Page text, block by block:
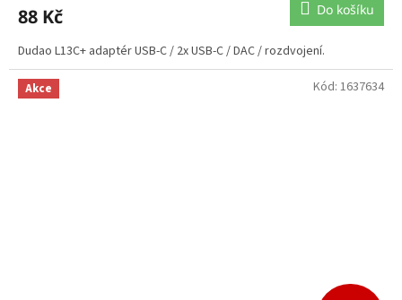
88 Kč Do košíku
Dudao L13C+ adaptér USB-C / 2x USB-C / DAC / rozdvojení.
Akce Kód: 1637634